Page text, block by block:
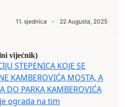
11. sjednica - 22 Augusta, 2025
vijećnik)
STEPENICA KOJE SE
KAMBEROVIĆA MOSTA, A
DO PARKA KAMBEROVIĆA
ograda na tim